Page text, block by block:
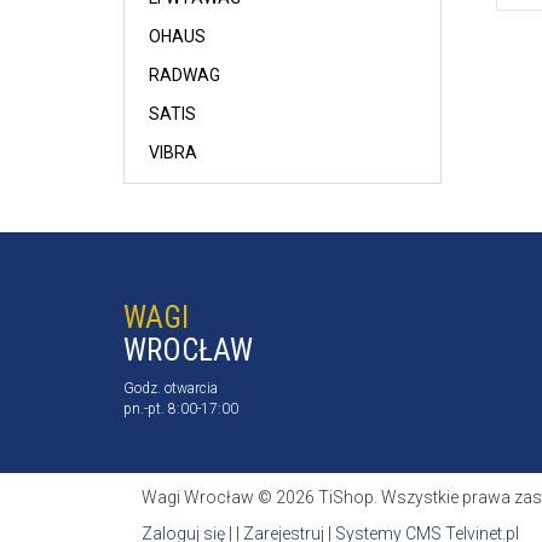
OHAUS
RADWAG
SATIS
VIBRA
WAGI
WROCŁAW
Godz. otwarcia
pn.-pt. 8:00-17:00
Wagi Wrocław © 2026 TiShop. Wszystkie prawa
Zaloguj się
Zarejestruj Systemy CMS Telvinet.pl